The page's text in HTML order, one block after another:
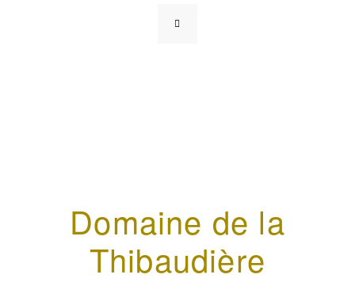
Domaine de la
Thibaudière